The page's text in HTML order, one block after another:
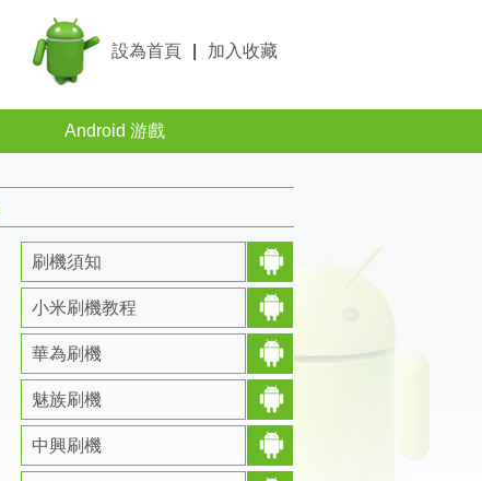
設為首頁 加入收藏
Android 游戲
刷機須知
小米刷機教程
華為刷機
魅族刷機
中興刷機